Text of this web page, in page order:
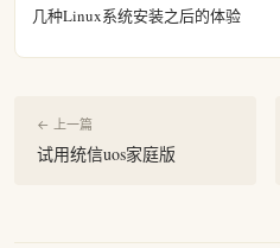
几种Linux系统安装之后的体验
← 上一篇
试用统信uos家庭版